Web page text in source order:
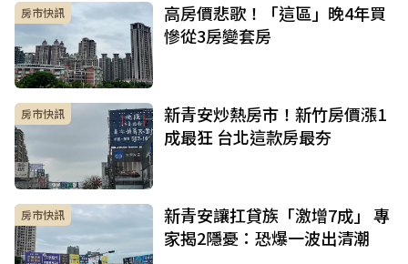
房市快訊
高房價悲歌！「這區」晚4年買
慘從3房變套房
房市快訊
新青安炒熱房市！新竹房價漲1
成最狂 台北這款房最夯
房市快訊
新青安讓扛貸族「激增7成」 專
家揭2隱憂：恐爆一波出清潮